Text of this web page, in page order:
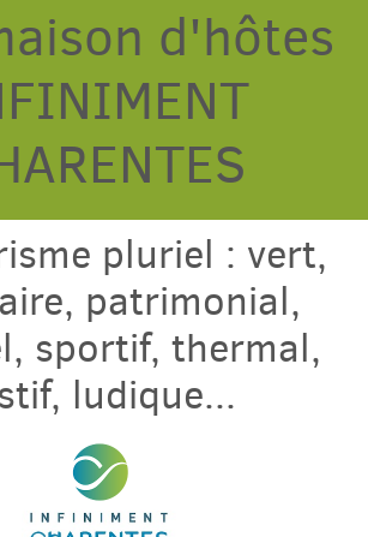
table
d'hôtes
pluriel : vert,
patrimonial,
sportif, thermal,
ludique...